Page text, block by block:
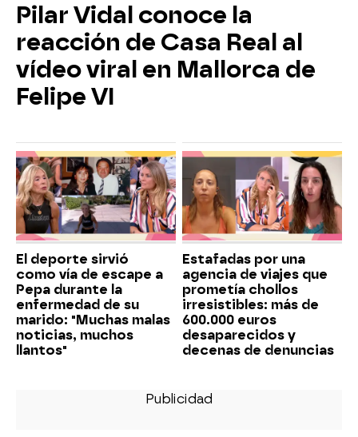
Pilar Vidal conoce la
reacción de Casa Real al
vídeo viral en Mallorca de
Felipe VI
El deporte sirvió
como vía de escape a
Pepa durante la
enfermedad de su
marido: "Muchas malas
noticias, muchos
llantos"
Estafadas por una
agencia de viajes que
prometía chollos
irresistibles: más de
600.000 euros
desaparecidos y
decenas de denuncias